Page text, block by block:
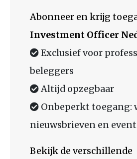
Abonneer en krijg
Investment Officer
Exclusief voor
beleggers
Altijd opzegbaar
Onbeperkt toegang:
nieuwsbrieven en
Bekijk de verschillende